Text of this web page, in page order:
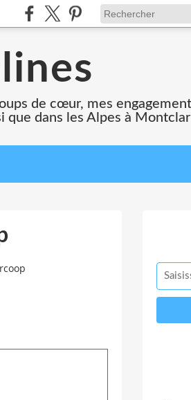
de cœur, mes
que dans les Alpes à